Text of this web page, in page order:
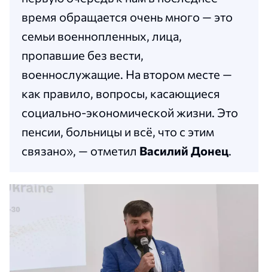
время обращается очень много — это
семьи военнопленных, лица,
пропавшие без вести,
военнослужащие. На втором месте —
как правило, вопросы, касающиеся
социально-экономической жизни. Это
пенсии, больницы и всё, что с этим
связано», — отметил Василий Донец.